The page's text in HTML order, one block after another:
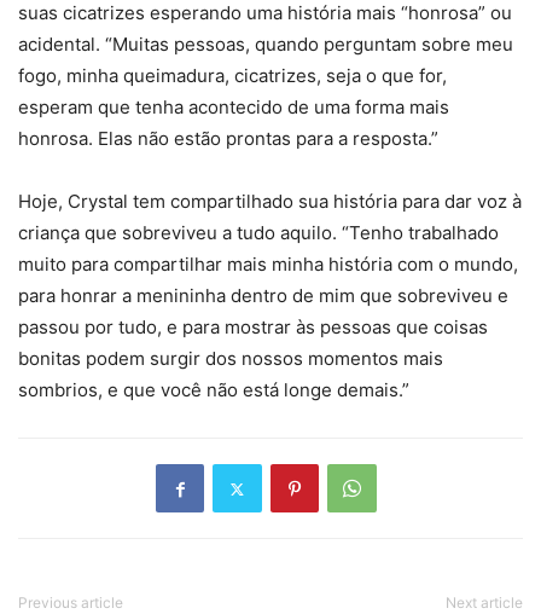
suas cicatrizes esperando uma história mais “honrosa” ou
acidental. “Muitas pessoas, quando perguntam sobre meu
fogo, minha queimadura, cicatrizes, seja o que for,
esperam que tenha acontecido de uma forma mais
honrosa. Elas não estão prontas para a resposta.”
Hoje, Crystal tem compartilhado sua história para dar voz à
criança que sobreviveu a tudo aquilo. “Tenho trabalhado
muito para compartilhar mais minha história com o mundo,
para honrar a menininha dentro de mim que sobreviveu e
passou por tudo, e para mostrar às pessoas que coisas
bonitas podem surgir dos nossos momentos mais
sombrios, e que você não está longe demais.”
Previous article Next article